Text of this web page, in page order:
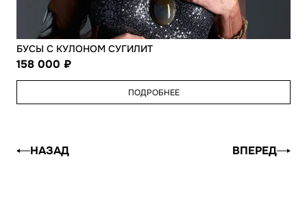
БУСЫ С КУЛОНОМ СУГИЛИТ
158 000
ПОДРОБНЕЕ
НАЗАД ВПЕРЕД